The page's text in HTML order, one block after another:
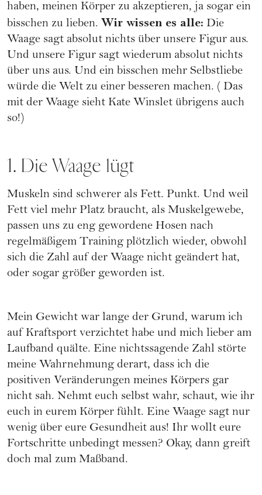
haben, meinen Körper zu akzeptieren, ja sogar ein
bisschen zu lieben. Wir wissen es alle: Die
Waage sagt absolut nichts über unsere Figur aus.
Und unsere Figur sagt wiederum absolut nichts
über uns aus. Und ein bisschen mehr Selbstliebe
würde die Welt zu einer besseren machen. ( Das
mit der Waage sieht Kate Winslet übrigens auch
so!)
1. Die Waage lügt
Muskeln sind schwerer als Fett. Punkt. Und weil
Fett viel mehr Platz braucht, als Muskelgewebe,
passen uns zu eng gewordene Hosen nach
regelmäßigem Training plötzlich wieder, obwohl
sich die Zahl auf der Waage nicht geändert hat,
oder sogar größer geworden ist.
Mein Gewicht war lange der Grund, warum ich
auf Kraftsport verzichtet habe und mich lieber am
Laufband quälte. Eine nichtssagende Zahl störte
meine Wahrnehmung derart, dass ich die
positiven Veränderungen meines Körpers gar
nicht sah. Nehmt euch selbst wahr, schaut, wie ihr
euch in eurem Körper fühlt. Eine Waage sagt nur
wenig über eure Gesundheit aus! Ihr wollt eure
Fortschritte unbedingt messen? Okay, dann greift
doch mal zum Maßband.